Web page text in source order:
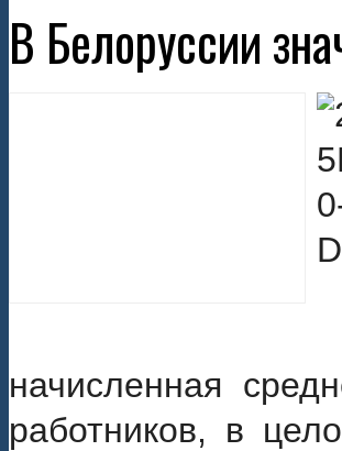
В Белоруссии
начисленная
работников, в